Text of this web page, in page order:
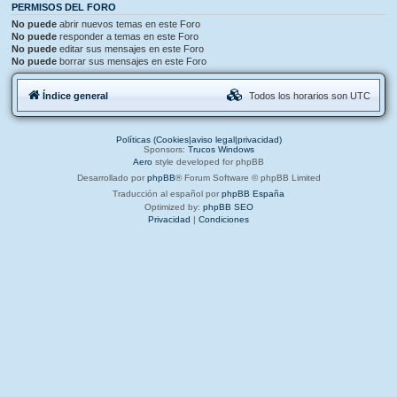
PERMISOS DEL FORO
No puede abrir nuevos temas en este Foro
No puede responder a temas en este Foro
No puede editar sus mensajes en este Foro
No puede borrar sus mensajes en este Foro
Índice general Todos los horarios son UTC
Políticas (Cookies|aviso legal|privacidad)
Sponsors: Trucos Windows
Aero style developed for phpBB
Desarrollado por phpBB® Forum Software © phpBB Limited
Traducción al español por phpBB España
Optimized by: phpBB SEO
Privacidad | Condiciones